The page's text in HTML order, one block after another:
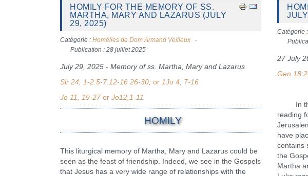
HOMILY FOR THE MEMORY OF SS.
MARTHA, MARY AND LAZARUS (JULY
29, 2025)
Catégorie : Homélies de Dom Armand Veilleux
Publication : 28 juillet 2025
July 29, 2025 - Memory of ss. Martha, Mary and Lazarus
Sir 24, 1-2.5-7.12-16 26-30; or 1Jo 4, 7-16
Jo 11, 19-27 or Jo12,1-11
HOMILY
This liturgical memory of Martha, Mary and Lazarus could be
seen as the feast of friendship. Indeed, we see in the Gospels
that Jesus has a very wide range of relationships with the
Catégorie
27 July
Gen
In the
reading
have
contains
the
Martha